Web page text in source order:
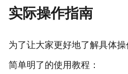
实际操作指南
为了让大家更好地了解具体
简单明了的使用教程：